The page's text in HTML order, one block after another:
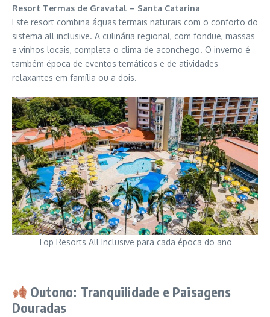
Resort Termas de Gravatal – Santa Catarina
Este resort combina águas termais naturais com o conforto do
sistema all inclusive. A culinária regional, com fondue, massas
e vinhos locais, completa o clima de aconchego. O inverno é
também época de eventos temáticos e de atividades
relaxantes em família ou a dois.
Top Resorts All Inclusive para cada época do ano
Outono: Tranquilidade e Paisagens
Douradas